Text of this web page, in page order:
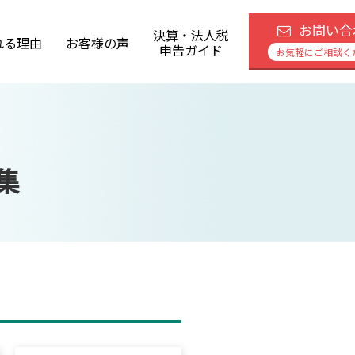
理由 お客様の声 決算・法人税
申告ガイド
お問い
お気軽にご相談く